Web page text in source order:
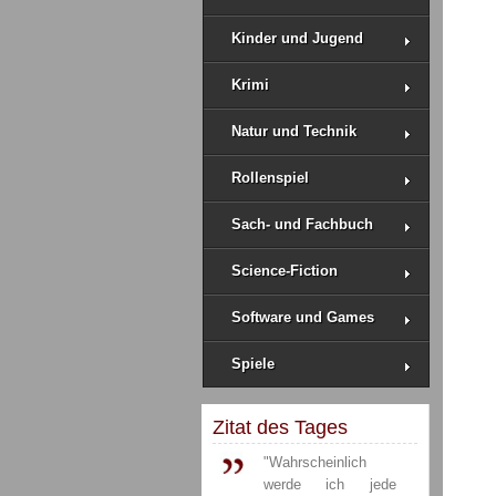
Kinder und Jugend
Krimi
Natur und Technik
Rollenspiel
Sach- und Fachbuch
Science-Fiction
Software und Games
Spiele
Zitat des Tages
"Wahrscheinlich
werde ich jede